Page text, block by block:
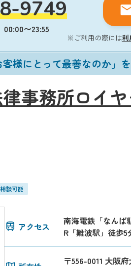
9749
00:00〜23:55
※ご利用の際には利
客様にとって最善なのか」
事務所ロイ
談可能
アクセス
南海電鉄「なんば
R「難波駅」徒歩
〒556-0011 大阪